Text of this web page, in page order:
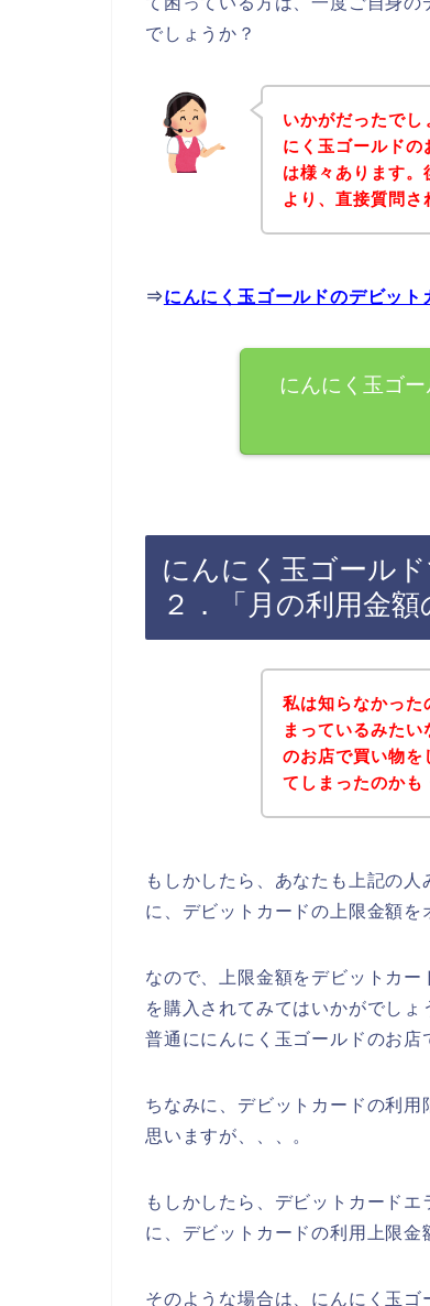
でしょうか？
いかがだったで
にく玉ゴールドの
は様々あります。
より、直接質問さ
⇒にんにく玉ゴールドのデビッ
にんにく玉ゴ
にんにく玉ゴール
２．「月の利用金
私は知らなかった
まっているみた
のお店で買い物を
てしまったのかも
もしかしたら、あなたも上記の
に、デビットカードの上限金額を
なので、上限金額をデビットカ
を購入されてみてはいかがでしょ
普通ににんにく玉ゴールドのお店
ちなみに、デビットカードの利
思いますが、、、。
もしかしたら、デビットカード
に、デビットカードの利用上限
そのような場合は、にんにく玉